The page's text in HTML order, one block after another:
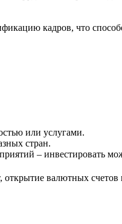
кадров, что
или услугами.
стран.
– инвестировать
валютных счетов